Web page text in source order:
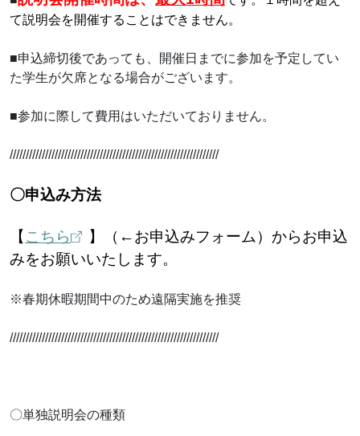
て説明会を開催することはできません。
■申込締切後であっても、開催日までに参加を予定してい
た学生が欠席となる場合がございます。
■参加に際して費用はいただいておりません。
/////////////////////////////////////////////////////////////////
〇申込み方法
【 こちら
】（←お申込みフォーム）からお申込
みをお願いいたします。
※春期休暇期間中のため遠隔実施を推奨
/////////////////////////////////////////////////////////////////
〇単独説明会の種類